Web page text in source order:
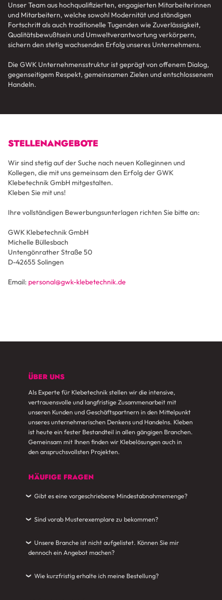
Unser Team aus hochqualifizierten, engagierten Mitarbeiterinnen
und Mitarbeitern, welche sowohl Modernität und ständigen
Fortschritt als auch traditionelle Tugenden wie Zuverlässigkeit,
Qualitätsbewußtsein und Umweltverantwortung verkörpern,
sichern den stetig wachsenden Erfolg unseres Unternehmens.
Die GWK Unternehmensstruktur ist geprägt von offenem Dialog,
gegenseitigem Respekt, gemeinsamen Zielen und entschlossenem
Handeln.
STELLENANGEBOTE
Wir sind stetig auf der Suche nach neuen Kolleginnen und
Kollegen, die mit uns gemeinsam den Erfolg der GWK
Klebetechnik GmbH mitgestalten.
Kleben Sie mit uns!
Ihre vollständigen Bewerbungsunterlagen richten Sie bitte an:
GWK Klebetechnik GmbH
Michelle Büllesbach
Untengönrather Straße 50
D-42655 Solingen
Email: personal@gwk-klebetechnik.de
ÜBER UNS
Als Experte für Klebetechnik stellen wir die intensive,
vertrauensvolle und langfristige Zusammenarbeit mit
unseren Kunden und Geschäftspartnern in den Mittelpunkt
unseres unternehmerischen Denkens und Handelns. Kleben
ist heute ein fester Bestandteil in allen gängigen Branchen.
Gemeinsam mit Ihnen finden wir Klebelösungen auch in
den anspruchsvollsten Projekten.
HÄUFIGE FRAGEN
›Gibt es eine vorgeschriebene Mindestabnahmemenge?
›Sind vorab Musterexemplare zu bekommen?
›Unsere Branche ist nicht aufgelistet. Können Sie mir
dennoch ein Angebot machen?
›Wie kurzfristig erhalte ich meine Bestellung?